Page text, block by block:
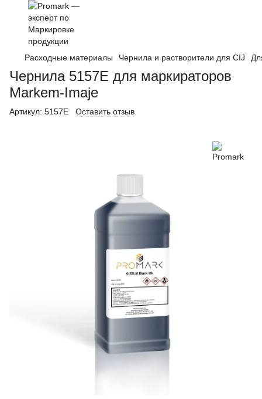
Расходные материалы Чернила и растворители для CIJ
Чернила 5157E для маркираторов
Markem-Imaje
Артикул: 5157E Оставить отзыв